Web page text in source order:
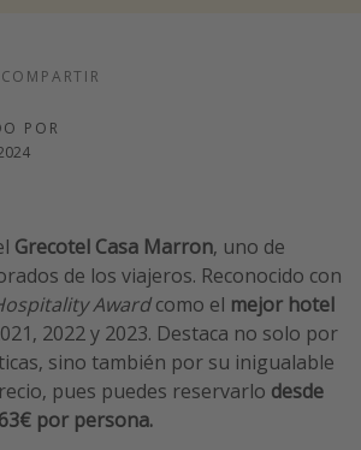
España
mano
POR
COMPARTIR
Grecotel Casa Marron, uno de
de los viajeros. Reconocido con
Awardcomo el mejor hotel
2022 y 2023. Destaca no solo por
sino también por su inigualable
pues puedes reservarlo desde
por persona.